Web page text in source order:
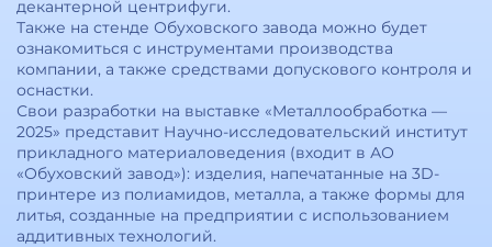
декантерной центрифуги.
Также на стенде Обуховского завода можно будет
ознакомиться с инструментами производства
компании, а также средствами допускового контроля и
оснастки.
Свои разработки на выставке «Металлообработка —
2025» представит Научно-исследовательский институт
прикладного материаловедения (входит в АО
«Обуховский завод»): изделия, напечатанные на 3D-
принтере из полиамидов, металла, а также формы для
литья, созданные на предприятии с использованием
аддитивных технологий.